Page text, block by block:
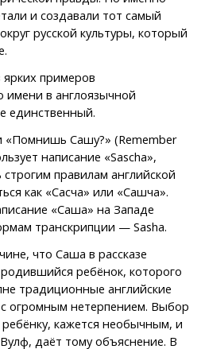
и создавали тот самый
русской культуры, который
примеров
имени в англоязычной
единственный.
«Помнишь Сашу?» (Remember
написание «Sascha»,
правилам английской
как «Сасча» или «Сашча».
«Саша» на Западе
транскрипции — Sasha.
что Саша в рассказе
ребёнок, которого
традиционные английские
огромным нетерпением. Выбор
кажется необычным, и
даёт тому объяснение. В